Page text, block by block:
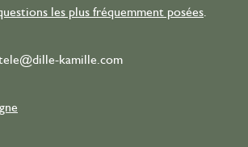
les plus fréquemment posées
kamille.com